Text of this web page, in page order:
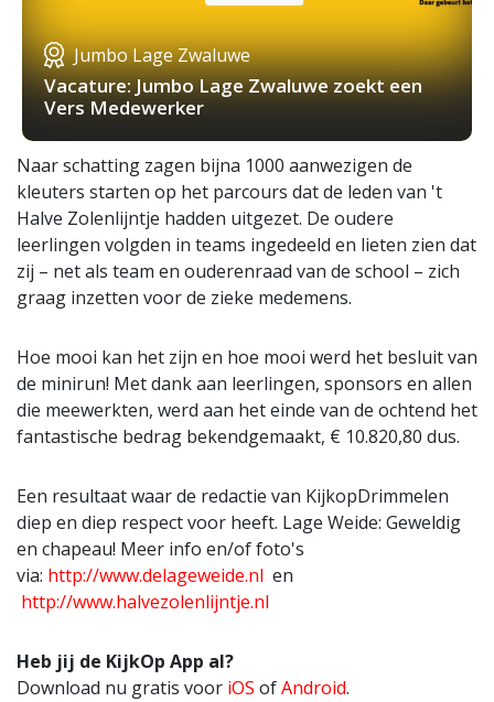
Jumbo Lage Zwaluwe
Vacature: Jumbo Lage Zwaluwe zoekt een
Vers Medewerker
Naar schatting zagen bijna 1000 aanwezigen de
kleuters starten op het parcours dat de leden van 't
Halve Zolenlijntje hadden uitgezet. De oudere
leerlingen volgden in teams ingedeeld en lieten zien dat
zij – net als team en ouderenraad van de school – zich
graag inzetten voor de zieke medemens.
Hoe mooi kan het zijn en hoe mooi werd het besluit van
de minirun! Met dank aan leerlingen, sponsors en allen
die meewerkten, werd aan het einde van de ochtend het
fantastische bedrag bekendgemaakt, € 10.820,80 dus.
Een resultaat waar de redactie van KijkopDrimmelen
diep en diep respect voor heeft. Lage Weide: Geweldig
en chapeau! Meer info en/of foto's
via: http://www.delageweide.nl en
http://www.halvezolenlijntje.nl
Heb jij de KijkOp App al?
Download nu gratis voor iOS ofAndroid.